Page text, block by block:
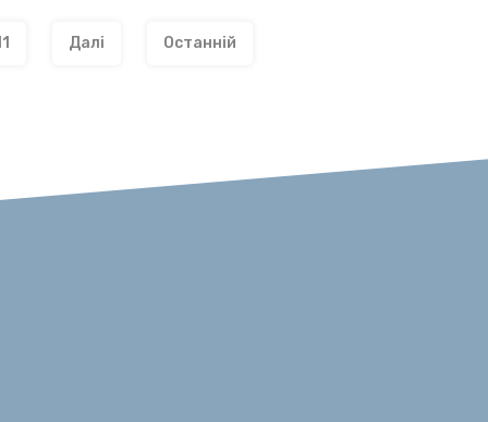
Далі Останній